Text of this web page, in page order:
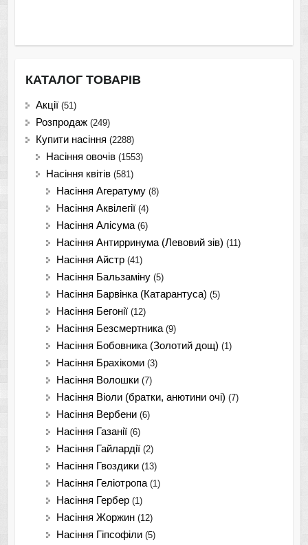
КАТАЛОГ ТОВАРІВ
Акції (51)
Розпродаж (249)
Купити насіння (2288)
Насіння овочів (1553)
Насіння квітів (581)
Насіння Агератуму (8)
Насіння Аквілегії (4)
Насіння Алісума (6)
Насіння Антирринума (Левовий зів) (11)
Насіння Айстр (41)
Насіння Бальзаміну (5)
Насіння Барвінка (Катарантуса) (5)
Насіння Бегонії (12)
Насіння Безсмертника (9)
Насіння Бобовника (Золотий дощ) (1)
Насіння Брахікоми (3)
Насіння Волошки (7)
Насіння Віоли (братки, анютини очі) (7)
Насіння Вербени (6)
Насіння Газанії (6)
Насіння Гайлардії (2)
Насіння Гвоздики (13)
Насіння Геліотропа (1)
Насіння Гербер (1)
Насіння Жоржин (12)
Насіння Гіпсофіли (5)